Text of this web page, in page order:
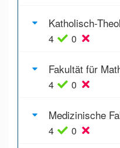
Katholisch-
4 0
Fakultät für
4 0
Medizinische
4 0